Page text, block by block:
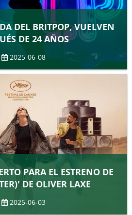
DEL BRITPOP, VUELVEN
DE 24 AÑOS
2025-06-08
PARA EL ESTRENO DE
DE OLIVER LAXE
2025-06-03